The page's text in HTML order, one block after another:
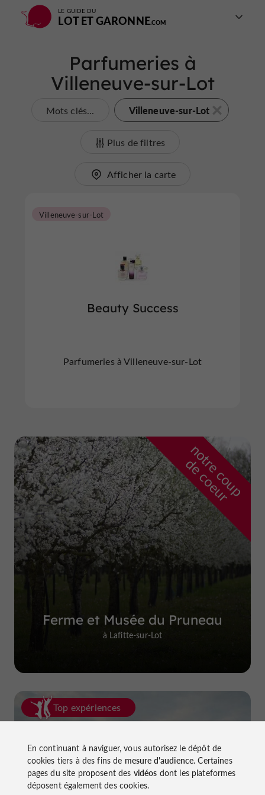
LE GUIDE DU
LOT ET GARONNE
Parfumeries à
Villeneuve-sur-Lot
Mots clés... Villeneuve-sur-Lot
Plus de filtres
Afficher la carte
Beauty Success
Villeneuve-sur-Lot
Parfumeries à Villeneuve-sur-Lot
n
o
t
r
e
c
o
u
p
d
e
c
o
e
u
r
Ferme et Musée du Pruneau
à Lafitte-sur-Lot
Top expériences
En continuant à naviguer, vous autorisez le dépôt de
cookies tiers à des fins de mesure d'audience. Certaines
pages du site proposent des vidéos dont les plateformes
déposent également des cookies.